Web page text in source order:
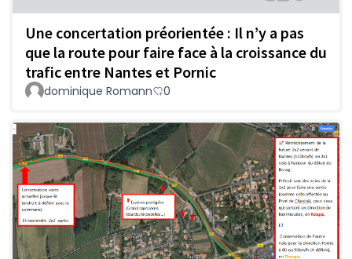
Une concertation préorientée : Il n’y a pas
que la route pour faire face à la croissance du
trafic entre Nantes et Pornic
dominique Romann 0